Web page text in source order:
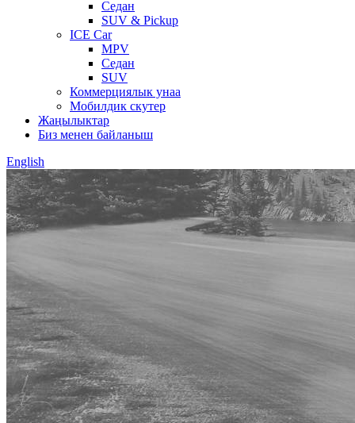
Седан
SUV & Pickup
ICE Car
MPV
Седан
SUV
Коммерциялык унаа
Мобилдик скутер
Жаңылыктар
Биз менен байланыш
English